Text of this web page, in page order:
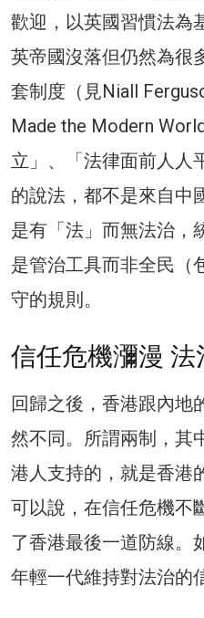
歡迎，以英國習慣法為
英帝國沒落但仍然為很
套制度（見Niall
Made the Modern
立」、「法律面前人人
的說法，都不是來自中
是有「法」而無法治，
是管治工具而非全民（
守的規則。
信任危機瀰漫
回歸之後，香港跟內地
然不同。所謂兩制，其
港人支持的，就是香港
可以說，在信任危機不
了香港最後一道防線。
年輕一代維持對法治的